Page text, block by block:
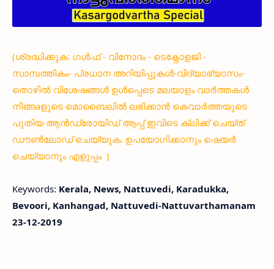
(ശ്രദ്ധിക്കുക: ഗൾഫ് - വിനോദം - ടെക്നോളജി -
സാമ്പത്തികം- പ്രധാന അറിയിപ്പുകൾ-വിദ്യാഭ്യാസം-
തൊഴിൽ വിശേഷങ്ങൾ ഉൾപ്പെടെ മലയാളം വാർത്തകൾ
നിങ്ങaളുടെ മൊബൈലിൽ ലഭിക്കാൻ കെവാർത്തയുടെ
പുതിയ ആൻഡ്രോയിഡ് ആപ്പ് ഇവിടെ ക്ലിക്ക് ചെയ്ത്
ഡൗൺലോഡ് ചെയ്യുക. ഉപയോഗിക്കാനും ഷെയർ
ചെയ്യാനും എളുപ്പം )
Keywords: Kerala, News, Nattuvedi, Karadukka,
Bevoori, Kanhangad, Nattuvedi-Nattuvarthamanam
23-12-2019